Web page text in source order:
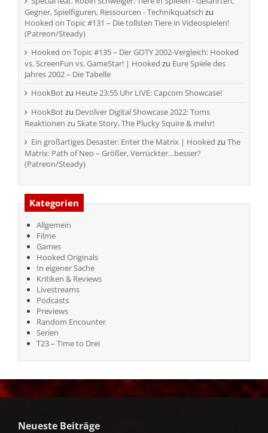
Gegner, Spielfiguren, Ressourcen - Technikquatsch zu
Hooked on Topic #131 – Die tollsten Tiere in Videospielen!
(Patreon/Steady)
Hooked on Topic #135 – Der GOTY 2002-Vergleich: Hooked
vs. ScreenFun vs. GameStar! | Hooked zu Eure Spiele des
Jahres 2002 – Die Tabelle
HookBotzu Heute 23:55 Uhr LIVE: Capcom Showcase!
HookBotzu Devolver Digital Showcase 2022: Toms
Reaktionen zu Skate Story, The Plucky Squire & mehr!
Ein großartiges Desaster: Enter the Matrix | Hooked zu The
Matrix: Path of Neo – Größer, Verrückter…besser?
(Patreon/Steady)
Kategorien
Allgemein
Filme
Games
Hooked Originals
In eigener Sache
Kritiken & Reviews
Livestreams
Podcasts
Previews
Random Encounter
Serien
T23 – Time to Drei
Neueste Beiträge